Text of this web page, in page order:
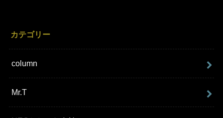
カテゴリー
column
Mr.T